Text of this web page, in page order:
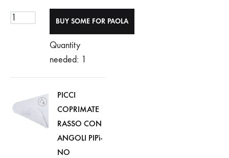
Quantity
needed: 1
PICCI
COPRIMATE
RASSO CON
ANGOLI PIPì-
NO